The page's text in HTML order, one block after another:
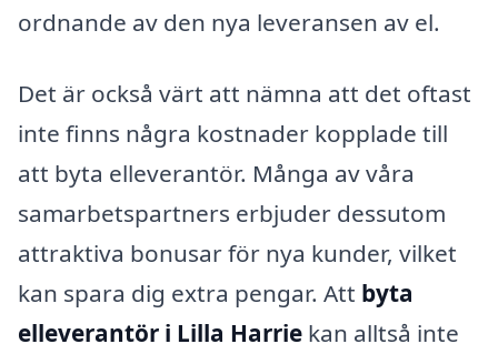
ordnande av den nya leveransen av el.
Det är också värt att nämna att det oftast
inte finns några kostnader kopplade till
att byta elleverantör. Många av våra
samarbetspartners erbjuder dessutom
attraktiva bonusar för nya kunder, vilket
kan spara dig extra pengar. Att byta
elleverantör i Lilla Harrie kan alltså inte